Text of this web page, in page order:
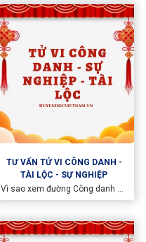
tư Bất động sản cũng như vạch
ra bước đi cho mỗi khách hàng
TƯ VẤN TỬ VI CÔNG DANH -
TÀI LỘC - SỰ NGHIỆP
Vì sao xem đường Công danh sự
nghiệp trong lá số tử vi lại vô